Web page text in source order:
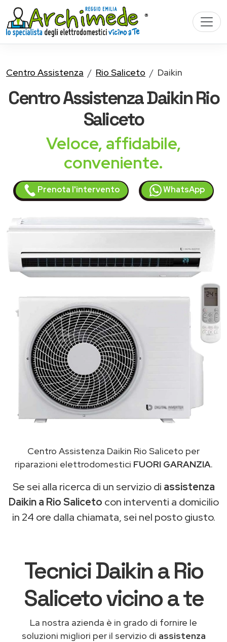
Centro Assistenza Rio Saliceto Daikin
Centro AssistenzaDaikinRio
Saliceto
Veloce, affidabile,
conveniente.
Prenota l'intervento WhatsApp
Centro Assistenza Daikin Rio Saliceto per
riparazioni elettrodomestici FUORI GARANZIA.
Se sei alla ricerca di un servizio di assistenza
Daikin a Rio Saliceto con interventi a domicilio
in 24 ore dalla chiamata, sei nel posto giusto.
Tecnici Daikin a Rio
Saliceto vicino a te
La nostra azienda è in grado di fornire le
soluzioni migliori per il servizio di assistenza